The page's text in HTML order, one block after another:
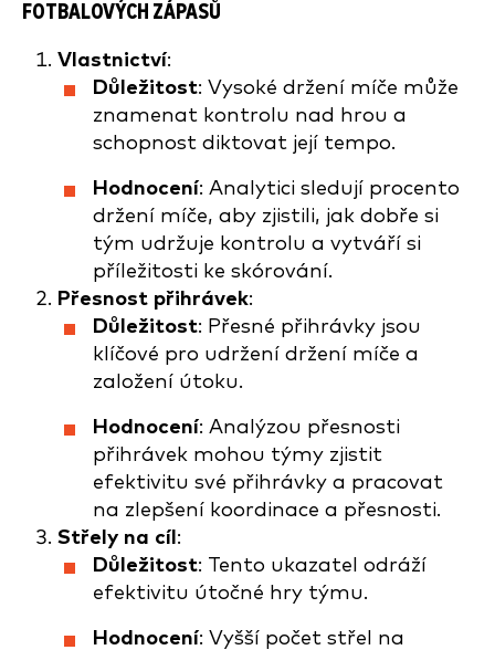
FOTBALOVÝCH ZÁPASŮ
Vlastnictví:
Důležitost: Vysoké držení míče může
znamenat kontrolu nad hrou a
schopnost diktovat její tempo.
Hodnocení: Analytici sledují procento
držení míče, aby zjistili, jak dobře si
tým udržuje kontrolu a vytváří si
příležitosti ke skórování.
Přesnost přihrávek:
Důležitost: Přesné přihrávky jsou
klíčové pro udržení držení míče a
založení útoku.
Hodnocení: Analýzou přesnosti
přihrávek mohou týmy zjistit
efektivitu své přihrávky a pracovat
na zlepšení koordinace a přesnosti.
Střely na cíl :
Důležitost: Tento ukazatel odráží
efektivitu útočné hry týmu.
Hodnocení: Vyšší počet střel na